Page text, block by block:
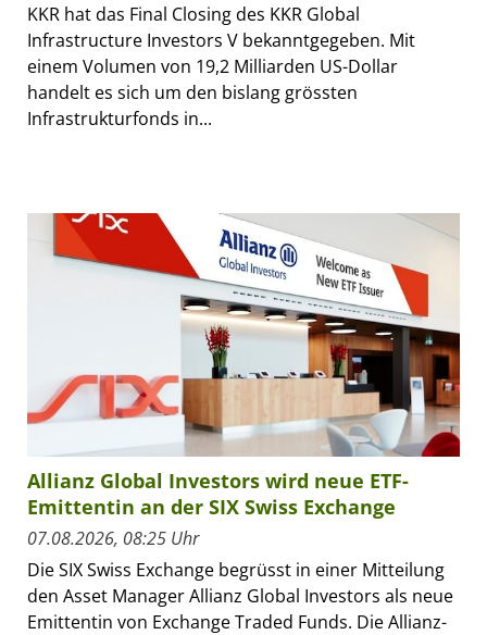
KKR hat das Final Closing des KKR Global
Infrastructure Investors V bekanntgegeben. Mit
einem Volumen von 19,2 Milliarden US-Dollar
handelt es sich um den bislang grössten
Infrastrukturfonds in...
Allianz Global Investors wird neue ETF-
Emittentin an der SIX Swiss Exchange
07.08.2026, 08:25 Uhr
Die SIX Swiss Exchange begrüsst in einer Mitteilung
den Asset Manager Allianz Global Investors als neue
Emittentin von Exchange Traded Funds. Die Allianz-